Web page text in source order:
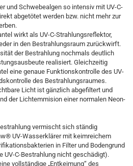
und Schwebealgen so intensiv mit UV-C-
abgetötet werden bzw. nicht mehr zur
wirkt als UV-C-Strahlungsreflektor,
in den Bestrahlungsraum zurückwirft.
der Bestrahlung nochmals deutlich
realisiert. Gleichzeitig
eine genaue Funktionskontrolle des UV-
des Bestrahlungsraumes.
Licht ist gänzlich abgefiltert und
der Lichtemmision einer normalen Neon-
vermischt sich ständig
UV-Wasserklärer mit keimreichem
in Filter und Bodengrund
UV-C-Bestrahlung nicht geschädigt).
vollständige „Entkeimung“ des